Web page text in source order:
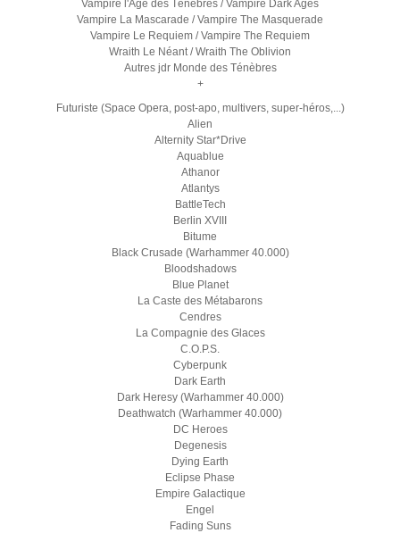
Vampire l'Age des Ténèbres / Vampire Dark Ages
Vampire La Mascarade / Vampire The Masquerade
Vampire Le Requiem / Vampire The Requiem
Wraith Le Néant / Wraith The Oblivion
Autres jdr Monde des Ténèbres
+
Futuriste (Space Opera, post-apo, multivers, super-héros,...)
Alien
Alternity Star*Drive
Aquablue
Athanor
Atlantys
BattleTech
Berlin XVIII
Bitume
Black Crusade (Warhammer 40.000)
Bloodshadows
Blue Planet
La Caste des Métabarons
Cendres
La Compagnie des Glaces
C.O.P.S.
Cyberpunk
Dark Earth
Dark Heresy (Warhammer 40.000)
Deathwatch (Warhammer 40.000)
DC Heroes
Degenesis
Dying Earth
Eclipse Phase
Empire Galactique
Engel
Fading Suns